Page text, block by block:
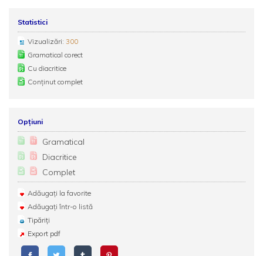
Statistici
Vizualizări: 300
Gramatical corect
Cu diacritice
Conținut complet
Opțiuni
Gramatical
Diacritice
Complet
Adăugați la favorite
Adăugați într-o listă
Tipăriți
Export pdf